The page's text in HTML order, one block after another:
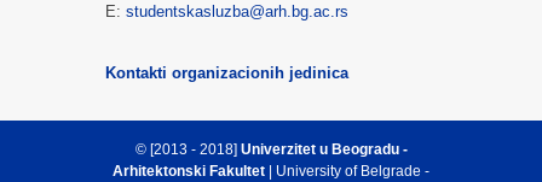
E: studentskasluzba@arh.bg.ac.rs
Kontakti organizacionih jedinica
© [2013 - 2018] Univerzitet u Beogradu -
Arhitektonski Fakultet | University of Belgrade -